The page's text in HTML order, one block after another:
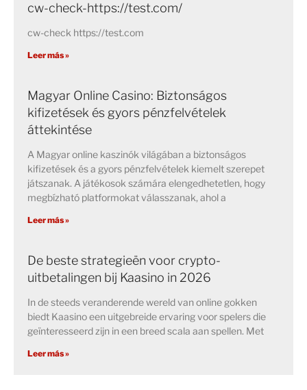
cw-check-https://test.com/
cw-check https://test.com
Leer más »
Magyar Online Casino: Biztonságos
kifizetések és gyors pénzfelvételek
áttekintése
A Magyar online kaszinók világában a biztonságos
kifizetések és a gyors pénzfelvételek kiemelt szerepet
játszanak. A játékosok számára elengedhetetlen, hogy
megbízható platformokat válasszanak, ahol a
Leer más »
De beste strategieën voor crypto-
uitbetalingen bij Kaasino in 2026
In de steeds veranderende wereld van online gokken
biedt Kaasino een uitgebreide ervaring voor spelers die
geïnteresseerd zijn in een breed scala aan spellen. Met
Leer más »